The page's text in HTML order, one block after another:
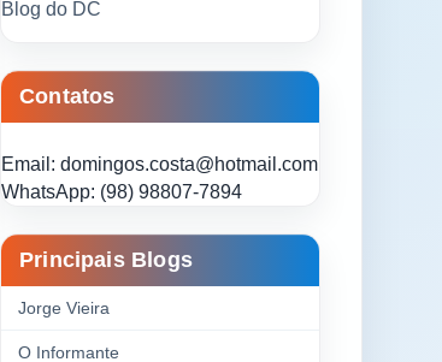
Blog do DC
Contatos
Email: domingos.costa@hotmail.com
WhatsApp: (98) 98807-7894
Principais Blogs
Jorge Vieira
O Informante